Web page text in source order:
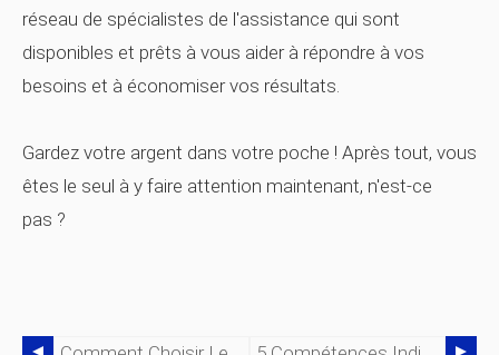
réseau de spécialistes de l'assistance qui sont
disponibles et prêts à vous aider à répondre à vos
besoins et à économiser vos résultats.
Gardez votre argent dans votre poche ! Après tout, vous
êtes le seul à y faire attention maintenant, n'est-ce
pas ?